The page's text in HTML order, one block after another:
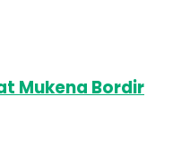
Mukena Bordir